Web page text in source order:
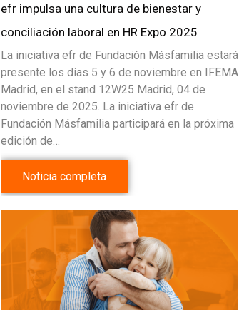
efr impulsa una cultura de bienestar y
conciliación laboral en HR Expo 2025
La iniciativa efr de Fundación Másfamilia estará
presente los días 5 y 6 de noviembre en IFEMA
Madrid, en el stand 12W25 Madrid, 04 de
noviembre de 2025. La iniciativa efr de
Fundación Másfamilia participará en la próxima
edición de…
Noticia completa